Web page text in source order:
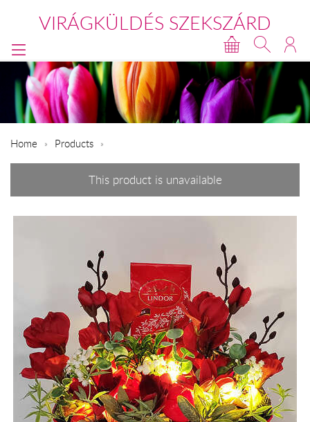
VIRÁGKÜLDÉS SZEKSZÁRD
Home Products
This product is unavailable